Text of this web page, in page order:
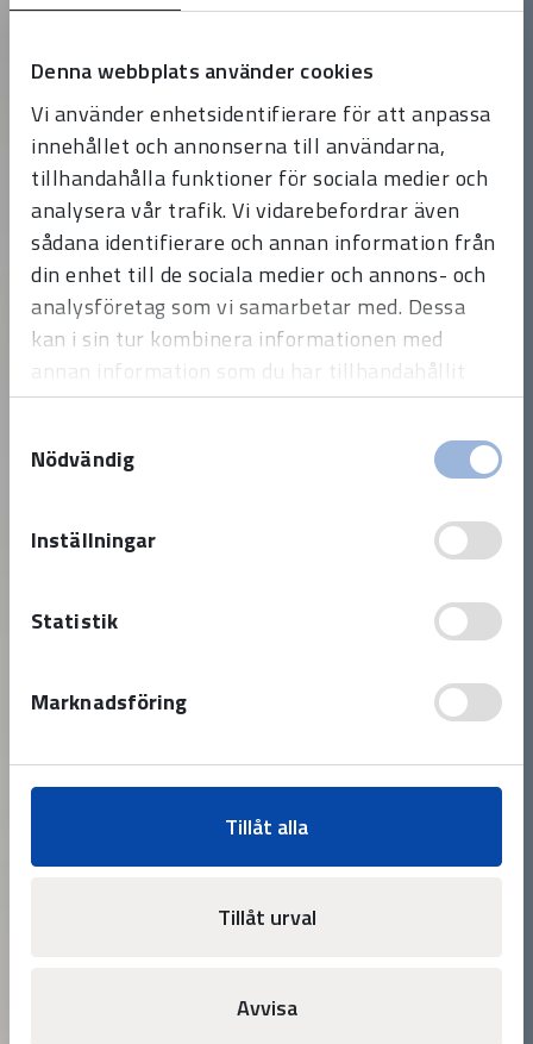
Denna webbplats använder cookies
Vi använder enhetsidentifierare för att anpassa
innehållet och annonserna till användarna,
tillhandahålla funktioner för sociala medier och
analysera vår trafik. Vi vidarebefordrar även
sådana identifierare och annan information från
din enhet till de sociala medier och annons- och
analysföretag som vi samarbetar med. Dessa
kan i sin tur kombinera informationen med
annan information som du har tillhandahållit
eller som de har samlat in när du har använt
Nödvändig
Inställningar
Statistik
Marknadsföring
Tillåt alla
Tillåt urval
Avvisa